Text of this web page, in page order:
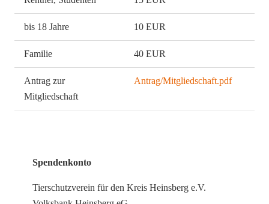
bis 18 Jahre 10 EUR
Familie 40 EUR
Antrag zur
Mitgliedschaft
Antrag/Mitgliedschaft.pdf
Spendenkonto
Tierschutzverein für den Kreis Heinsberg e.V.